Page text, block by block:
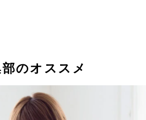
のオススメ